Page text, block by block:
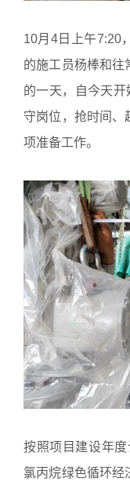
10月4日上午7:20
的施工员杨棒和往
的一天，自今天
守岗位，抢时间、
项准备工作。
按照项目建设年
氯丙烷绿色循环经